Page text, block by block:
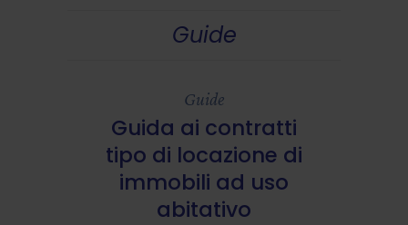
Guide
Guide
Guida ai contratti
tipo di locazione di
immobili ad uso
abitativo